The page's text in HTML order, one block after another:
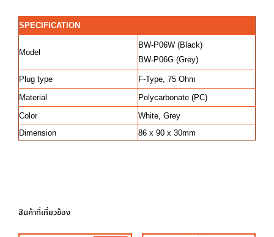
SPECIFICATION
Model
BW-P06W (Black)
BW-P06G (Grey)
Plug type
F-Type, 75 Ohm
Material
Polycarbonate (PC)
Color
White, Grey
Dimension
86 x 90 x 30mm
สินค้าที่เกี่ยวข้อง